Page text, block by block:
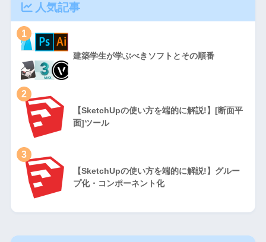
人気記事
1
建築学生が学ぶべきソフトとその順番
2
【SketchUpの使い方を端的に解説!】[断面平
面]ツール
3
【SketchUpの使い方を端的に解説!】グルー
プ化・コンポーネント化